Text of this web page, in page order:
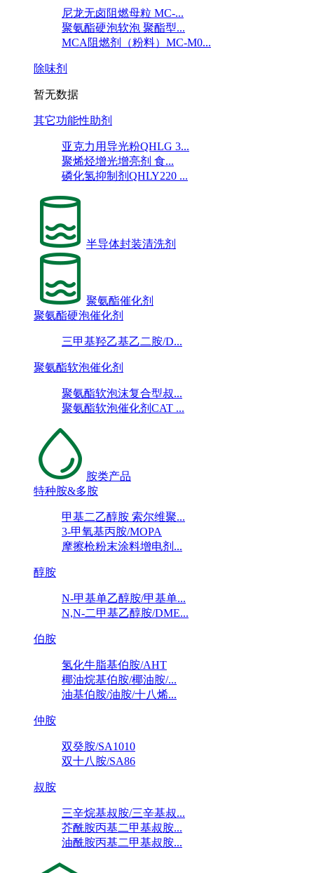
尼龙无卤阻燃母粒 MC-...
聚氨酯硬泡软泡 聚酯型...
MCA阻燃剂（粉料）MC-M0...
除味剂
暂无数据
其它功能性助剂
亚克力用导光粉QHLG 3...
聚烯烃增光增亮剂 食...
磷化氢抑制剂QHLY220 ...
半导体封装清洗剂
聚氨酯催化剂
聚氨酯硬泡催化剂
三甲基羟乙基乙二胺/D...
聚氨酯软泡催化剂
聚氨酯软泡沫复合型叔...
聚氨酯软泡催化剂CAT ...
胺类产品
特种胺&多胺
甲基二乙醇胺 索尔维聚...
3-甲氧基丙胺/MOPA
摩擦枪粉末涂料增电剂...
醇胺
N-甲基单乙醇胺/甲基单...
N,N-二甲基乙醇胺/DME...
伯胺
氢化牛脂基伯胺/AHT
椰油烷基伯胺/椰油胺/...
油基伯胺/油胺/十八烯...
仲胺
双癸胺/SA1010
双十八胺/SA86
叔胺
三辛烷基叔胺/三辛基叔...
芥酰胺丙基二甲基叔胺...
油酰胺丙基二甲基叔胺...